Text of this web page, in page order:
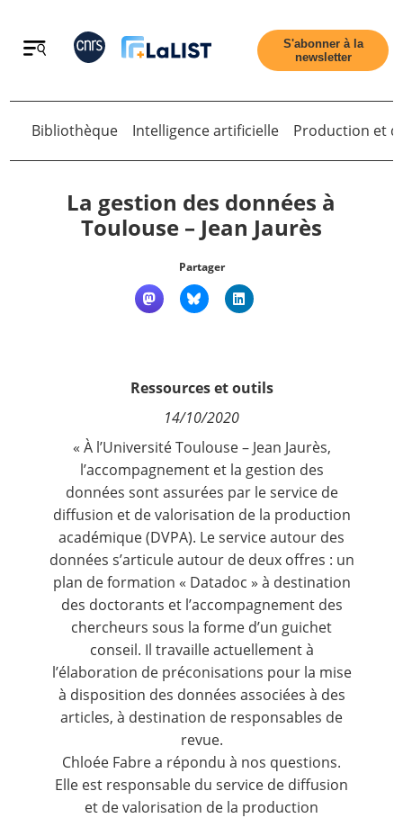
Retour
Nous suivre
S'abonner à la
newsletter
Retour
Bibliothèque Intelligence artificielle Production et
La gestion des données à
Toulouse – Jean Jaurès
Partager
Ressources et outils
14/10/2020
« À l’Université Toulouse – Jean Jaurès,
l’accompagnement et la gestion des
données sont assurées par le service de
diffusion et de valorisation de la production
académique (DVPA). Le service autour des
données s’articule autour de deux offres : un
plan de formation « Datadoc » à destination
des doctorants et l’accompagnement des
chercheurs sous la forme d’un guichet
conseil. Il travaille actuellement à
l’élaboration de préconisations pour la mise
à disposition des données associées à des
articles, à destination de responsables de
revue.
Chloée Fabre a répondu à nos questions.
Elle est responsable du service de diffusion
et de valorisation de la production